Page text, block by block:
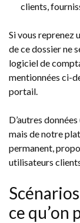
clients,
Si vous reprenez
de ce dossier ne
logiciel de
mentionnées ci-
portail.
D’autres
mais de notre
permanent,
utilisateurs
ce qu’on